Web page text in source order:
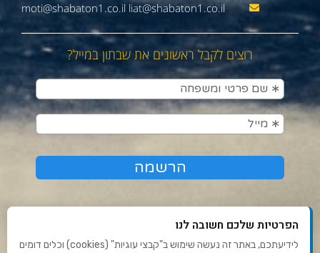
moti@shabaton1.co.il liat@shabaton1.co.il
רוצים לקבל ראשונים את שבתון במייל?
הפרטיות שלכם חשובה לנו
לידיעתכם, באתר זה נעשה שימוש ב"קבצי עוגיות" (cookies) וכלים דומים